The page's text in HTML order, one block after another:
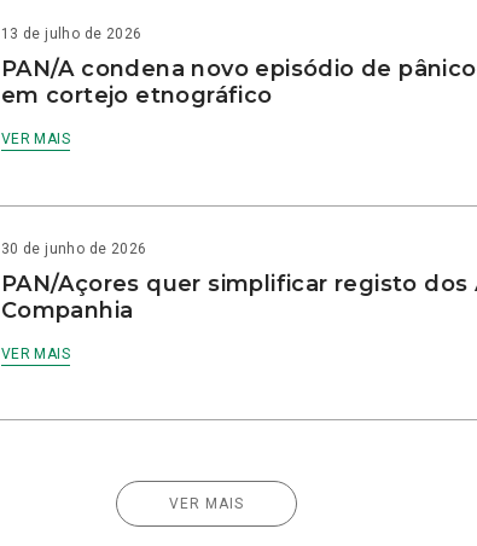
13 de julho de 2026
PAN/A condena novo episódio de
em cortejo etnográfico
VER MAIS
30 de junho de 2026
PAN/Açores quer simplificar registo dos
Companhia
VER MAIS
VER MAIS